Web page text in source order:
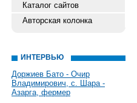
Каталог сайтов
Авторская колонка
ИНТЕРВЬЮ
Доржиев Бато - Очир
Владимирович, с. Шара -
Азарга, фермер